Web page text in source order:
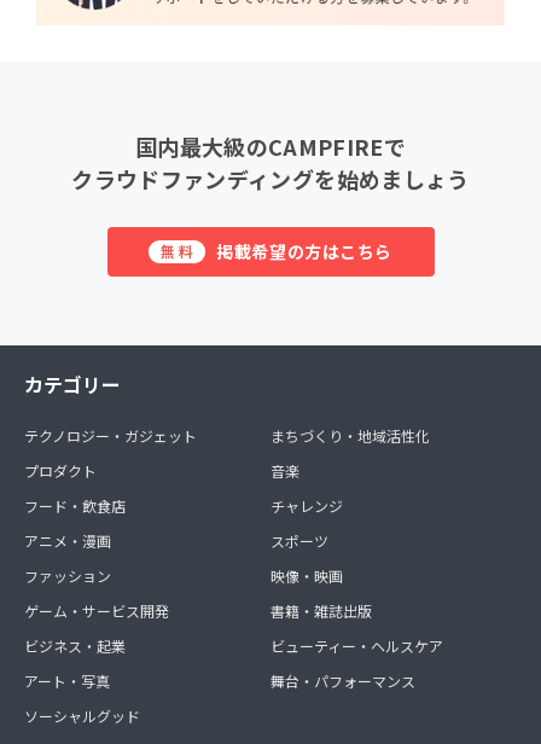
国内最大級のCAMPFIREで
クラウドファンディングを始めましょう
無料 掲載希望の方はこちら
カテゴリー
テクノロジー・ガジェット
プロダクト
フード・飲食店
アニメ・漫画
ファッション
ゲーム・サービス開発
ビジネス・起業
アート・写真
ソーシャルグッド
まちづくり・地域活性化
音楽
チャレンジ
スポーツ
映像・映画
書籍・雑誌出版
ビューティー・ヘルスケア
舞台・パフォーマンス